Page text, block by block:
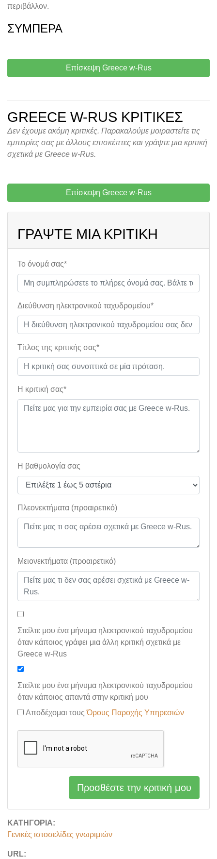
ΚΑΤΗΓΟΡΊΑ:
Γενικές ιστοσελίδες γνωριμιών
URL:
περιβάλλον.
ΣΥΜΠΈΡΑ
Επίσκεψη Greece w-Rus
GREECE W-RUS ΚΡΙΤΙΚΈΣ
Δεν έχουμε ακόμη κριτικές. Παρακαλούμε μοιραστείτε τις
εμπειρίες σας με άλλους επισκέπτες και γράψτε μια κριτική
σχετικά με Greece w-Rus.
Επίσκεψη Greece w-Rus
ΓΡΆΨΤΕ ΜΙΑ ΚΡΙΤΙΚΉ
Το όνομά σας*
Διεύθυνση ηλεκτρονικού ταχυδρομείου*
Τίτλος της κριτικής σας*
Η κριτική σας*
Η βαθμολογία σας
Πλεονεκτήματα (προαιρετικό)
Μειονεκτήματα (προαιρετικό)
Στείλτε μου ένα μήνυμα ηλεκτρονικού ταχυδρομείου
όταν κάποιος γράφει μια άλλη κριτική σχετικά με
Greece w-Rus
Στείλτε μου ένα μήνυμα ηλεκτρονικού ταχυδρομείου
όταν κάποιος απαντά στην κριτική μου
Αποδέχομαι τουςΌρους Παροχής Υπηρεσιών
Προσθέστε την κριτική μου